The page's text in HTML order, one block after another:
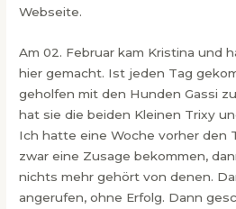
Webseite.
Am 02. Februar kam Kristina und
hier gemacht. Ist jeden Tag
geholfen mit den Hunden Gassi
hat sie die beiden Kleinen Trixy
Ich hatte eine Woche vorher den
zwar eine Zusage bekommen,
nichts mehr gehört von denen.
angerufen, ohne Erfolg. Dann